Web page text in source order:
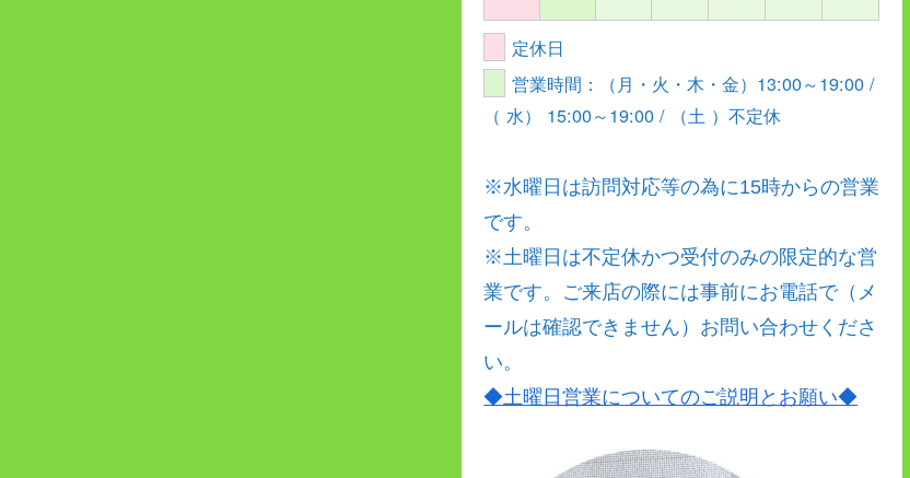
定休日
営業時間：（月・火・木・金）13:00～19:00 /
（ 水） 15:00～19:00 / （土 ）不定休
※水曜日は訪問対応等の為に15時からの営業
です。
※土曜日は不定休かつ受付のみの限定的な営
業です。ご来店の際には事前にお電話で（メ
ールは確認できません）お問い合わせくださ
い。
◆土曜日営業についてのご説明とお願い◆